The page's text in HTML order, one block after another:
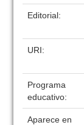
Editorial:
URI:
Programa
educativo:
Aparece en